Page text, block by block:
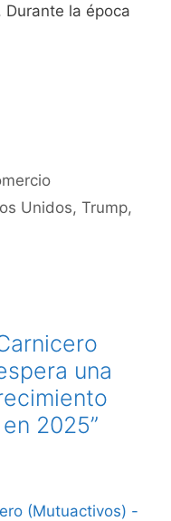
la época
Unidos, Trump,
una
2025”